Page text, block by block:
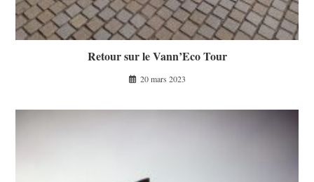
Retour sur le Vann’Eco Tour
20 mars 2023